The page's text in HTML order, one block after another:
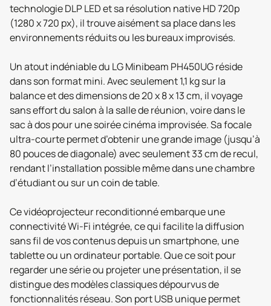
technologie DLP LED et sa résolution native HD 720p
(1280 x 720 px), il trouve aisément sa place dans les
environnements réduits ou les bureaux improvisés.
Un atout indéniable du LG Minibeam PH450UG réside
dans son format mini. Avec seulement 1,1 kg sur la
balance et des dimensions de 20 x 8 x 13 cm, il voyage
sans effort du salon à la salle de réunion, voire dans le
sac à dos pour une soirée cinéma improvisée. Sa focale
ultra-courte permet d’obtenir une grande image (jusqu’à
80 pouces de diagonale) avec seulement 33 cm de recul,
rendant l’installation possible même dans une chambre
d’étudiant ou sur un coin de table.
Ce vidéoprojecteur reconditionné embarque une
connectivité Wi-Fi intégrée, ce qui facilite la diffusion
sans fil de vos contenus depuis un smartphone, une
tablette ou un ordinateur portable. Que ce soit pour
regarder une série ou projeter une présentation, il se
distingue des modèles classiques dépourvus de
fonctionnalités réseau. Son port USB unique permet